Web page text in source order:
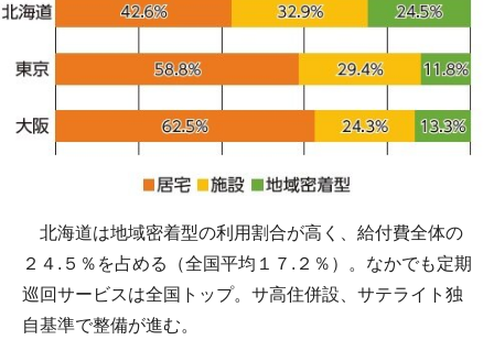
北海道は地域密着型の利用割合が高く、給付費全体の
２４.５％を占める（全国平均１７.２％）。なかでも定期
巡回サービスは全国トップ。サ高住併設、サテライト独
自基準で整備が進む。